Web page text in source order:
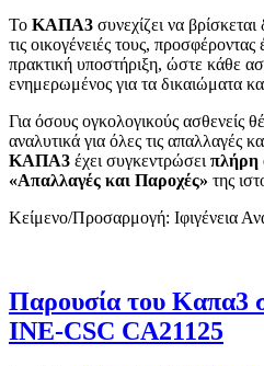
Το ΚΑΠΑ3 συνεχίζει να
τις οικογένειές τους,
πρακτική υποστήριξη, ώστε κάθε
ενημερωμένος για τα δικαιώματα
Για όσους ογκολογικούς ασθενείς
αναλυτικά για όλες τις απαλλαγές
ΚΑΠΑ3 έχει συγκεντρώσει πλήρη
«Απαλλαγές και Παροχές» της
Κείμενο/Προσαρμογή: Ιφιγένεια
Παρουσία του Καπα3
INE-CSC CA21125